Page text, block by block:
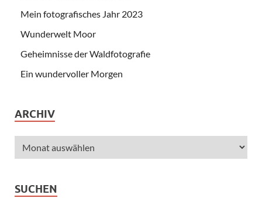
Mein fotografisches Jahr 2023
Wunderwelt Moor
Geheimnisse der Waldfotografie
Ein wundervoller Morgen
ARCHIV
SUCHEN